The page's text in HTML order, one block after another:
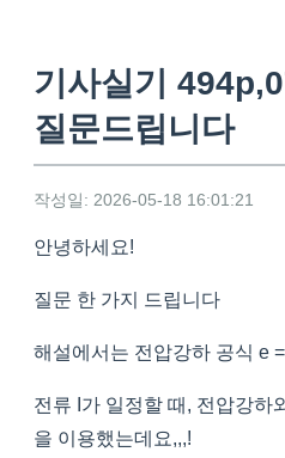
기사실기
질문드립니다
작성일: 2026-05-18 16:01:21
안녕하세요!
질문 한 가지 드립니다
해설에서는 전압강하 공식 e
전류 I가 일정할 때, 전압강하
을 이용했는데요,,,!